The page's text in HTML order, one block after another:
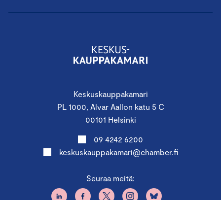
Keskuskauppakamari
PL 1000, Alvar Aallon katu 5 C
00101 Helsinki
09 4242 6200
keskuskauppakamari@chamber.fi
Seuraa meitä: